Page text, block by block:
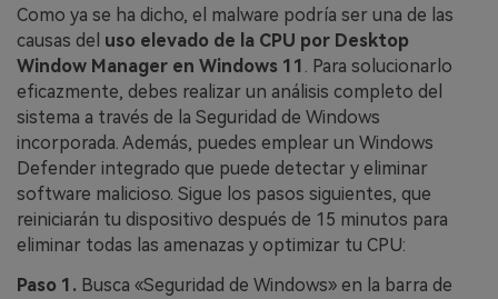
Como ya se ha dicho, el malware podría ser una de las
causas del uso elevado de la CPU por Desktop
Window Manager en Windows 11 . Para solucionarlo
eficazmente, debes realizar un análisis completo del
sistema a través de la Seguridad de Windows
incorporada. Además, puedes emplear un Windows
Defender integrado que puede detectar y eliminar
software malicioso. Sigue los pasos siguientes, que
reiniciarán tu dispositivo después de 15 minutos para
eliminar todas las amenazas y optimizar tu CPU:
Paso 1. Busca «Seguridad de Windows» en la barra de